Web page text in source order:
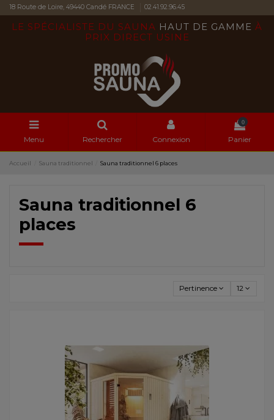
18 Route de Loire, 49440 Candé FRANCE 02.41.92.96.45
LE SPÉCIALISTE DU SAUNA HAUT DE GAMME À
PRIX DIRECT USINE
Menu Rechercher Connexion
0
Panier
Accueil Sauna traditionnel Sauna traditionnel 6 places
Sauna traditionnel 6
places
Pertinence 12